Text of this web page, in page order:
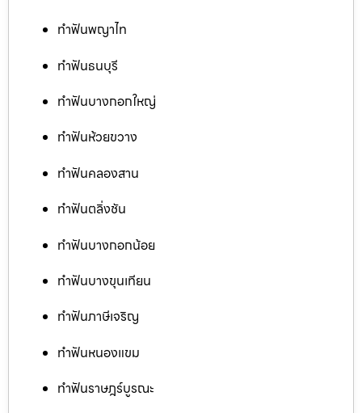
ทำฟันพญาไท
ทำฟันธนบุรี
ทำฟันบางกอกใหญ่
ทำฟันห้วยขวาง
ทำฟันคลองสาน
ทำฟันตลิ่งชัน
ทำฟันบางกอกน้อย
ทำฟันบางขุนเทียน
ทำฟันภาษีเจริญ
ทำฟันหนองแขม
ทำฟันราษฎร์บูรณะ